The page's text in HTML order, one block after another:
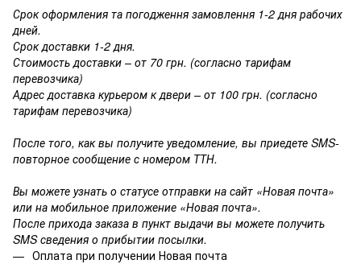
Срок оформления та погодження замовлення 1-2 дня рабочих
дней.
Срок доставки 1-2 дня.
Стоимость доставки – от 70 грн. (согласно тарифам
перевозчика)
Адрес доставка курьером к двери – от 100 грн. (согласно
тарифам перевозчика)
После того, как вы получите уведомление, вы приедете SMS-
повторное сообщение с номером ТТН.
Вы можете узнать о статусе отправки на сайт «Новая почта»
или на мобильное приложение «Новая почта».
После прихода заказа в пункт выдачи вы можете получить
SMS сведения о прибытии посылки.
Оплата при получении Новая почта